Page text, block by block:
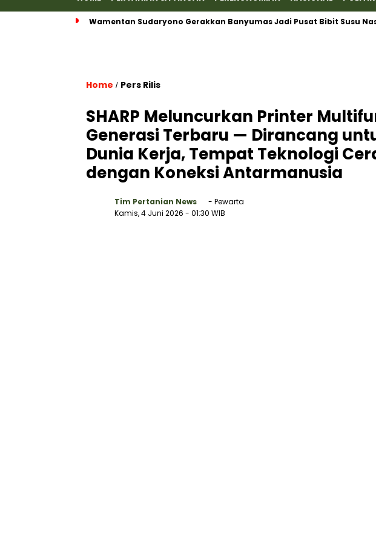
Wamentan Sudaryono Gerakkan Banyumas Jadi Pusat Bibit Susu
Home / Pers Rilis
SHARP Meluncurkan Printer
Generasi Terbaru — Dirancang
Dunia Kerja, Tempat Teknologi
dengan Koneksi Antarmanusia
Tim Pertanian News
- Pewarta
Kamis, 4 Juni 2026 - 01:30 WIB